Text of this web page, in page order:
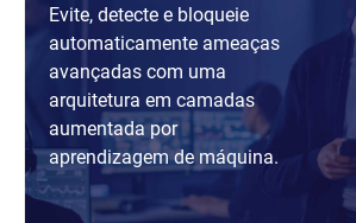
Evite, detecte e bloqueie
automaticamente ameaças
avançadas com uma
arquitetura em camadas
aumentada por
aprendizagem de máquina.